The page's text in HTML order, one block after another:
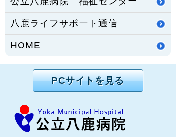
八鹿ライフサポート通信
HOME
PCサイトを見る